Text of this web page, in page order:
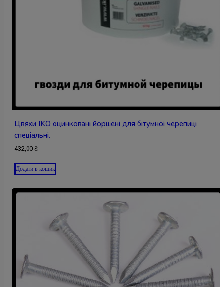
Цвяхи IKO оцинковані йоршені для бітумної черепиці
спеціальні.
432,00₴
Додати в кошик